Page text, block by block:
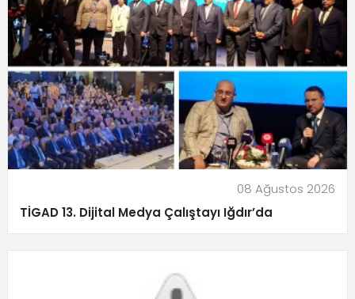
08 Ağustos 2026
TİGAD 13. Dijital Medya Çalıştayı Iğdır’da